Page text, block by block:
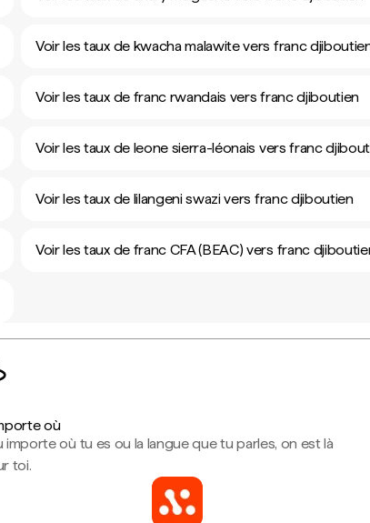
Voir les taux de kwacha malawite vers franc
Voir les taux de franc rwandais vers franc djiboutien
Voir les taux de leone sierra-léonais vers franc
Voir les taux de lilangeni swazi vers franc djiboutien
Voir les taux de franc CFA (BEAC) vers franc
où
importe où tu es ou la langue que tu parles, on est là
toi.